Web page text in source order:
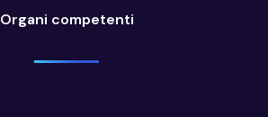
Organi competenti